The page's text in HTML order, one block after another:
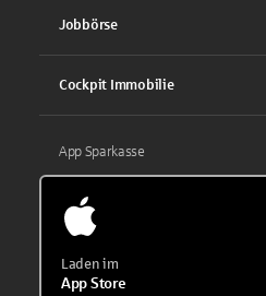
Jobbörse
Cockpit Immobilie
App Sparkasse
Laden im
App Store